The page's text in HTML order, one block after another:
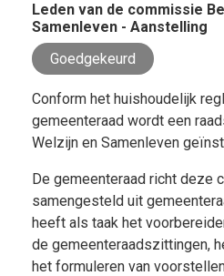
Leden van de commissie
Samenleven - Aanstelling
Goedgekeurd
Conform het huishoudelijk
gemeenteraad wordt een
Welzijn en Samenleven
De gemeenteraad richt deze
samengesteld uit
heeft als taak het
de gemeenteraadszittingen,
het formuleren van